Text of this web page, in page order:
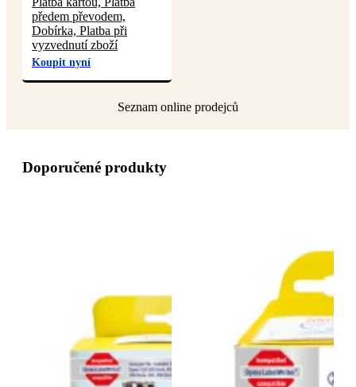
předem převodem,
Dobírka, Platba při
vyzvednutí zboží
Koupit nyní
Doporučené produkty